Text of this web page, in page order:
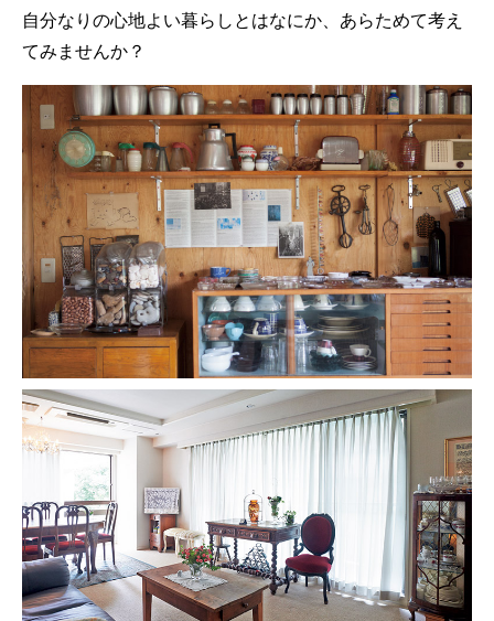
自分なりの心地よい暮らしとはなにか、あらためて考え
てみませんか？